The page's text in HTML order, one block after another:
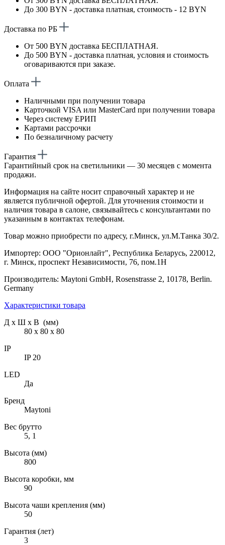
До 300 BYN - доставка платная, стоимость - 12 BYN
Доставка по РБ
От 500 BYN доставка БЕСПЛАТНАЯ.
До 500 BYN - доставка платная, условия и стоимость
оговариваются при заказе.
Оплата
Наличными при получении товара
Карточкой VISA или MasterCard при получении товара
Через систему ЕРИП
Картами рассрочки
По безналичному расчету
Гарантия
Гарантийный срок на светильники — 30 месяцев с момента
продажи.
Информация на сайте носит справочный характер и не
является публичной офертой. Для уточнения стоимости и
наличия товара в салоне, связывайтесь с консультантами по
указанным в контактах телефонам.
Товар можно приобрести по адресу, г.Минск, ул.М.Танка 30/2.
Импортер: ООО "Орионлайт", Республика Беларусь, 220012,
г. Минск, проспект Независимости, 76, пом.1Н
Производитель: Maytoni GmbH, Rosenstrasse 2, 10178, Berlin.
Germany
Характеристики товара
Д х Ш х В (мм)
80 х 80 х 80
IP
IP 20
LED
Да
Бренд
Maytoni
Вес брутто
5, 1
Высота (мм)
800
Высота коробки, мм
90
Высота чаши крепления (мм)
50
Гарантия (лет)
3